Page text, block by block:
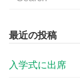
最近の投稿
入学式に出席